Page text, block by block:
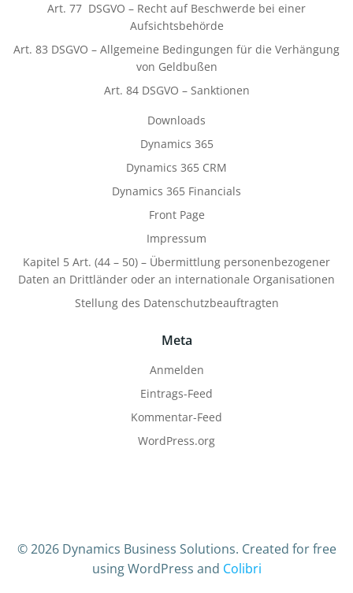
Art. 77 DSGVO – Recht auf Beschwerde bei einer
Aufsichtsbehörde
Art. 83 DSGVO – Allgemeine Bedingungen für die Verhängung
von Geldbußen
Art. 84 DSGVO – Sanktionen
Downloads
Dynamics 365
Dynamics 365 CRM
Dynamics 365 Financials
Front Page
Impressum
Kapitel 5 Art. (44 – 50) – Übermittlung personenbezogener
Daten an Drittländer oder an internationale Organisationen
Stellung des Datenschutzbeauftragten
Meta
Anmelden
Eintrags-Feed
Kommentar-Feed
WordPress.org
© 2026 Dynamics Business Solutions. Created for free
using WordPress and Colibri